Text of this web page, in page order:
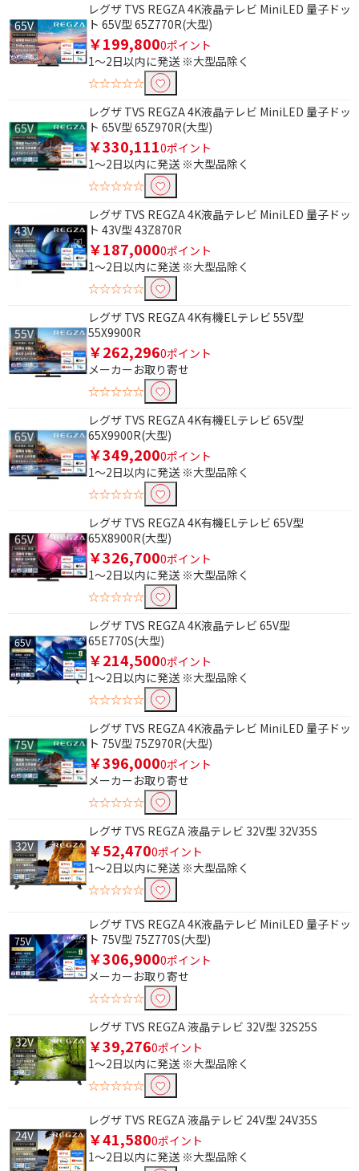
レグザ TVS REGZA 4K液晶テレビ MiniLED 量子ドッ
ト 65V型 65Z770R(大型)
￥199,8000ポイント
1～2日以内に発送 ※大型品除く
☆☆☆☆☆
レグザ TVS REGZA 4K液晶テレビ MiniLED 量子ドッ
ト 65V型 65Z970R(大型)
￥330,1110ポイント
1～2日以内に発送 ※大型品除く
☆☆☆☆☆
レグザ TVS REGZA 4K液晶テレビ MiniLED 量子ドッ
ト 43V型 43Z870R
￥187,0000ポイント
1～2日以内に発送 ※大型品除く
☆☆☆☆☆
レグザ TVS REGZA 4K有機ELテレビ 55V型
55X9900R
￥262,2960ポイント
メーカーお取り寄せ
☆☆☆☆☆
レグザ TVS REGZA 4K有機ELテレビ 65V型
65X9900R(大型)
￥349,2000ポイント
1～2日以内に発送 ※大型品除く
☆☆☆☆☆
レグザ TVS REGZA 4K有機ELテレビ 65V型
65X8900R(大型)
￥326,7000ポイント
1～2日以内に発送 ※大型品除く
☆☆☆☆☆
レグザ TVS REGZA 4K液晶テレビ 65V型
65E770S(大型)
￥214,5000ポイント
1～2日以内に発送 ※大型品除く
☆☆☆☆☆
レグザ TVS REGZA 4K液晶テレビ MiniLED 量子ドッ
ト 75V型 75Z970R(大型)
￥396,0000ポイント
メーカーお取り寄せ
☆☆☆☆☆
レグザ TVS REGZA 液晶テレビ 32V型 32V35S
￥52,4700ポイント
1～2日以内に発送 ※大型品除く
☆☆☆☆☆
レグザ TVS REGZA 4K液晶テレビ MiniLED 量子ドッ
ト 75V型 75Z770S(大型)
￥306,9000ポイント
メーカーお取り寄せ
☆☆☆☆☆
レグザ TVS REGZA 液晶テレビ 32V型 32S25S
￥39,2760ポイント
1～2日以内に発送 ※大型品除く
☆☆☆☆☆
レグザ TVS REGZA 液晶テレビ 24V型 24V35S
￥41,5800ポイント
1～2日以内に発送 ※大型品除く
条件で絞り込む
フリーワードで絞り込む
除外する
除外する にチェックを入れると、指定したワード
を除外して検索します。
価格で絞り込む
円~
サイズで絞り込む
70V型以上 （12畳～）
56～69V型（8畳～12
畳）
49～55V型（6～8畳）
30～39V型（～4.5畳）
20～29V型
19V型以下
画素で絞り込む
4K対応
フルハイビジョン
ハイビジョン
4K/8Kチューナーで絞り込む
BS・CS 4Kチューナー
内蔵
録画機能で絞り込む
HDD(外付)対応